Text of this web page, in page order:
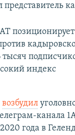
позиционирует
индекс
возбудил
канала
года в